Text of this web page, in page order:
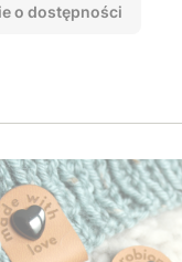
o dostępności